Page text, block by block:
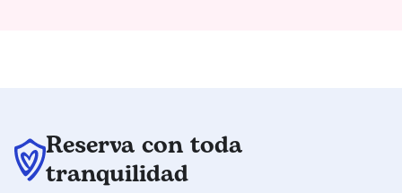
Reserva con toda
tranquilidad